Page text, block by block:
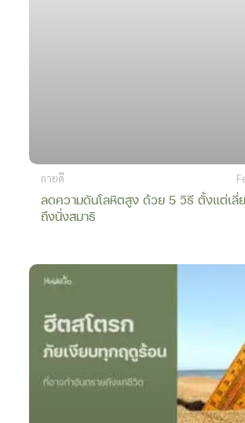
กายดี
ลดความดันโลหิตสูง ด้วย 5 วิธี ตั้งแต่เลี่
ถึงนั่งสมาธิ